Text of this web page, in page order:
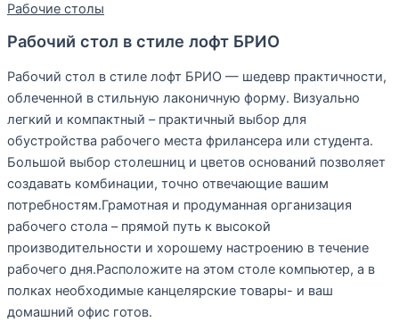
Рабочие столы
Рабочий стол в стиле лофт БРИО
Рабочий стол в стиле лофт БРИО — шедевр практичности,
облеченной в стильную лаконичную форму. Визуально
легкий и компактный – практичный выбор для
обустройства рабочего места фрилансера или студента.
Большой выбор столешниц и цветов оснований позволяет
создавать комбинации, точно отвечающие вашим
потребностям.Грамотная и продуманная организация
рабочего стола – прямой путь к высокой
производительности и хорошему настроению в течение
рабочего дня.Расположите на этом столе компьютер, а в
полках необходимые канцелярские товары- и ваш
домашний офис готов.